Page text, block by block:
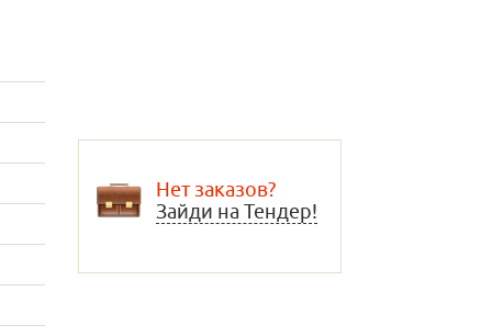
Нет заказов?
Зайди на Тендер!